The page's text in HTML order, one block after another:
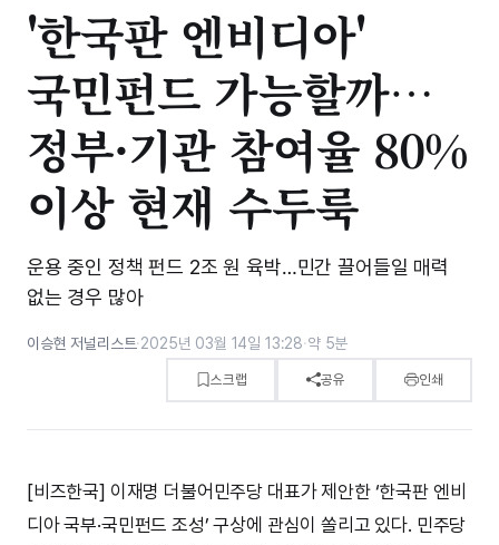
'한국판 엔비디아'
국민펀드 가능할까…
정부·기관 참여율 80%
이상 현재 수두룩
운용 중인 정책 펀드 2조 원 육박…민간 끌어들일 매력
없는 경우 많아
이승현 저널리스트·2025년 03월 14일 13:28·약 5분
스크랩 공유 인쇄
[비즈한국] 이재명 더불어민주당 대표가 제안한 ‘한국판 엔비
디아 국부·국민펀드 조성’ 구상에 관심이 쏠리고 있다. 민주당